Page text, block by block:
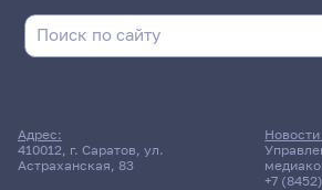
Адрес:
410012, г. Саратов, ул.
Астраханская, 83
+7